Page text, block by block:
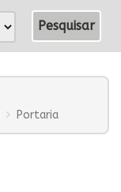
Portaria